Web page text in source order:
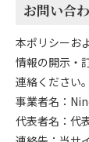
お問い合
本ポリシーお
情報の開示・
連絡ください。
事業者名：
代表者名：代